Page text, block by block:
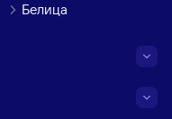
Белица